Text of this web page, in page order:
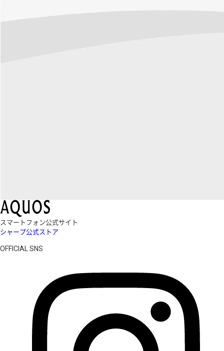
スマートフォン公式サイト
シャープ公式ストア
OFFICIAL SNS